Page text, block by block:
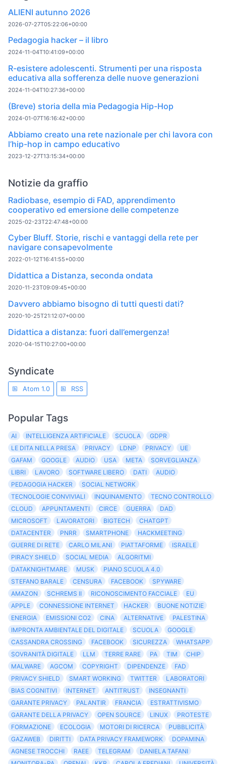
ALIENI autunno 2026
2026-07-27T05:22:06+00:00
Pedagogia hacker – il libro
2024-11-04T10:41:09+00:00
R-esistere adolescenti. Strumenti per una risposta
educativa alla sofferenza delle nuove generazioni
2024-11-04T10:27:36+00:00
(Breve) storia della mia Pedagogia Hip-Hop
2024-01-07T16:16:42+00:00
Abbiamo creato una rete nazionale per chi lavora con
l’hip-hop in campo educativo
2023-12-27T13:15:34+00:00
Notizie da graffio
Radiobase, esempio di FAD, apprendimento
cooperativo ed emersione delle competenze
2025-02-23T22:47:48+00:00
Cyber Bluff. Storie, rischi e vantaggi della rete per
navigare consapevolmente
2022-01-12T16:41:55+00:00
Didattica a Distanza, seconda ondata
2020-11-23T09:09:45+00:00
Davvero abbiamo bisogno di tutti questi dati?
2020-10-25T21:12:07+00:00
Didattica a distanza: fuori dall’emergenza!
2020-04-15T10:27:00+00:00
Syndicate
Atom 1.0 RSS
Popular Tags
AI INTELLIGENZA ARTIFICIALE SCUOLA
GDPR
LE DITA NELLA PRESA
PRIVACY LDNP PRIVACY
UE
GAFAM
GOOGLE AUDIO USA META
SORVEGLIANZA
LIBRI
LAVORO SOFTWARE LIBERO DATI
AUDIO
PEDAGOGIA HACKER
SOCIAL NETWORK
TECNOLOGIE CONVIVIALI
INQUINAMENTO
TECNO CONTROLLO
CLOUD
APPUNTAMENTI CIRCE GUERRA
DAD
MICROSOFT
LAVORATORI BIGTECH
CHATGPT
DATACENTER
PNRR SMARTPHONE
HACKMEETING
GUERRE DI RETE
CARLO MILANI PIATTAFORME
ISRAELE
PIRACY SHIELD
SOCIAL MEDIA
ALGORITMI
DATAKNIGHTMARE
MUSK
PIANO SCUOLA 4.0
STEFANO BARALE
CENSURA FACEBOOK
SPYWARE
AMAZON
SCHREMS II RICONOSCIMENTO FACCIALE
EU
APPLE
CONNESSIONE INTERNET HACKER
BUONE NOTIZIE
ENERGIA
EMISSIONI CO2 CINA ALTERNATIVE
PALESTINA
IMPRONTA AMBIENTALE DEL DIGITALE
SCUOLA
GOOGLE
CASSANDRA CROSSING
FACEBOOK SICUREZZA
WHATSAPP
SOVRANITÀ DIGITALE
LLM TERRE RARE PA TIM
CHIP
MALWARE
AGCOM COPYRIGHT DIPENDENZE
FAD
PRIVACY SHIELD
SMART WORKING TWITTER
LABORATORI
BIAS COGNITIVI
INTERNET ANTITRUST
INSEGNANTI
GARANTE PRIVACY
PALANTIR FRANCIA
ESTRATTIVISMO
GARANTE DELLA PRIVACY
OPEN SOURCE LINUX
PROTESTE
FORMAZIONE
ECOLOGIA MOTORI DI RICERCA
PUBBLICITÀ
GAZAWEB
DIRITTI DATA PRIVACY FRAMEWORK
DOPAMINA
AGNESE TROCCHI
RAEE TELEGRAM
DANIELA TAFANI